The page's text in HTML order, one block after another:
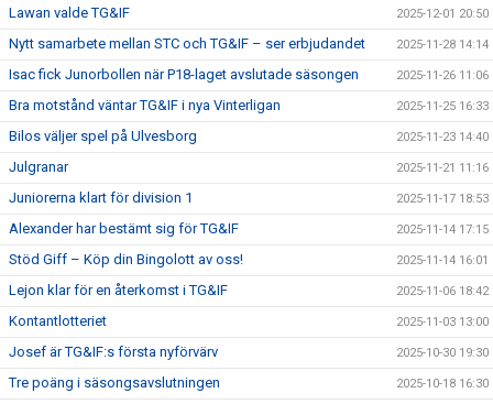
Lawan valde TG&IF 2025-12-01 20:50
Nytt samarbete mellan STC och TG&IF – ser erbjudandet 2025-11-28 14:14
Isac fick Junorbollen när P18-laget avslutade säsongen 2025-11-26 11:06
Bra motstånd väntar TG&IF i nya Vinterligan 2025-11-25 16:33
Bilos väljer spel på Ulvesborg 2025-11-23 14:40
Julgranar 2025-11-21 11:16
Juniorerna klart för division 1 2025-11-17 18:53
Alexander har bestämt sig för TG&IF 2025-11-14 17:15
Stöd Giff – Köp din Bingolott av oss! 2025-11-14 16:01
Lejon klar för en återkomst i TG&IF 2025-11-06 18:42
Kontantlotteriet 2025-11-03 13:00
Josef är TG&IF:s första nyförvärv 2025-10-30 19:30
Tre poäng i säsongsavslutningen 2025-10-18 16:30